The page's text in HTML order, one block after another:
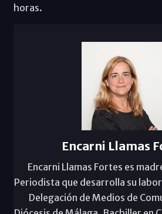
horas.
Encarni Llamas
Encarni Llamas Fortes es
Periodista que desarrolla su
Delegación de Medios de